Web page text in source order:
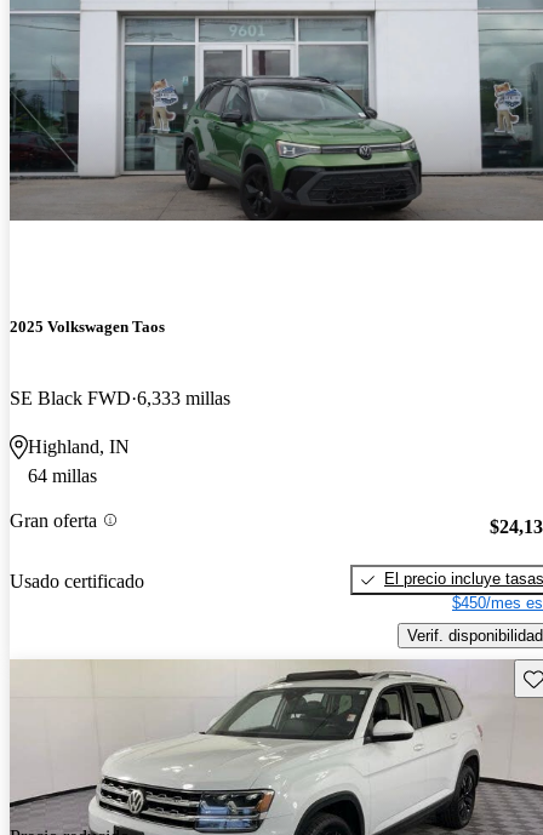
2025 Volkswagen Taos
SE Black FWD 6,333 millas
Highland, IN
64 millas
Gran oferta
Usado certificado
El precio incluye tasas
$450/mes
Verif. disponibilidad